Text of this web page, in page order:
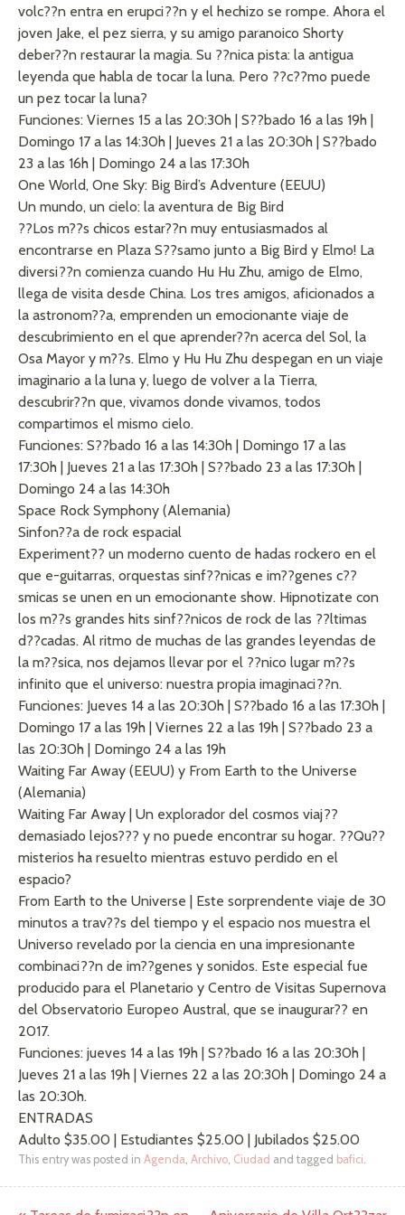
volc??n entra en erupci??n y el hechizo se rompe. Ahora el
joven Jake, el pez sierra, y su amigo paranoico Shorty
deber??n restaurar la magia. Su ??nica pista: la antigua
leyenda que habla de tocar la luna. Pero ??c??mo puede
un pez tocar la luna?
Funciones: Viernes 15 a las 20:30h | S??bado 16 a las 19h |
Domingo 17 a las 14:30h | Jueves 21 a las 20:30h | S??bado
23 a las 16h | Domingo 24 a las 17:30h
One World, One Sky: Big Bird’s Adventure (EEUU)
Un mundo, un cielo: la aventura de Big Bird
??Los m??s chicos estar??n muy entusiasmados al
encontrarse en Plaza S??samo junto a Big Bird y Elmo! La
diversi??n comienza cuando Hu Hu Zhu, amigo de Elmo,
llega de visita desde China. Los tres amigos, aficionados a
la astronom??a, emprenden un emocionante viaje de
descubrimiento en el que aprender??n acerca del Sol, la
Osa Mayor y m??s. Elmo y Hu Hu Zhu despegan en un viaje
imaginario a la luna y, luego de volver a la Tierra,
descubrir??n que, vivamos donde vivamos, todos
compartimos el mismo cielo.
Funciones: S??bado 16 a las 14:30h | Domingo 17 a las
17:30h | Jueves 21 a las 17:30h | S??bado 23 a las 17:30h |
Domingo 24 a las 14:30h
Space Rock Symphony (Alemania)
Sinfon??a de rock espacial
Experiment?? un moderno cuento de hadas rockero en el
que e-guitarras, orquestas sinf??nicas e im??genes c??
smicas se unen en un emocionante show. Hipnotizate con
los m??s grandes hits sinf??nicos de rock de las ??ltimas
d??cadas. Al ritmo de muchas de las grandes leyendas de
la m??sica, nos dejamos llevar por el ??nico lugar m??s
infinito que el universo: nuestra propia imaginaci??n.
Funciones: Jueves 14 a las 20:30h | S??bado 16 a las 17:30h |
Domingo 17 a las 19h | Viernes 22 a las 19h | S??bado 23 a
las 20:30h | Domingo 24 a las 19h
Waiting Far Away (EEUU) y From Earth to the Universe
(Alemania)
Waiting Far Away | Un explorador del cosmos viaj??
demasiado lejos??? y no puede encontrar su hogar. ??Qu??
misterios ha resuelto mientras estuvo perdido en el
espacio?
From Earth to the Universe | Este sorprendente viaje de 30
minutos a trav??s del tiempo y el espacio nos muestra el
Universo revelado por la ciencia en una impresionante
combinaci??n de im??genes y sonidos. Este especial fue
producido para el Planetario y Centro de Visitas Supernova
del Observatorio Europeo Austral, que se inaugurar?? en
2017.
Funciones: jueves 14 a las 19h | S??bado 16 a las 20:30h |
Jueves 21 a las 19h | Viernes 22 a las 20:30h | Domingo 24 a
las 20:30h.
ENTRADAS
Adulto $35.00 | Estudiantes $25.00 | Jubilados $25.00
This entry was posted in Agenda, Archivo, Ciudad and tagged bafici.